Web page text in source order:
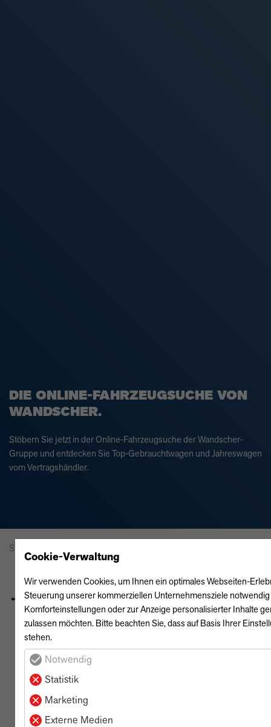
DIE ONLINE-FAHRZEUGSUCHE VON
WANDSCHER.
Stöbern Sie jetzt in der Online-Fahrzeugsuche der Wandscher-
Gruppe und entdecken Sie Top-Gebrauchtwagen und Jahreswagen
vom Vertragshändler.
STARTSEITE
Zurück Neue Fahrzeugsuche
Cookie-Verwaltung
Wir verwenden Cookies, um Ihnen ein optimales Webseiten-
Steuerung unserer kommerziellen Unternehmensziele
Komforteinstellungen oder zur Anzeige personalisierter Inhalte
zulassen möchten. Bitte beachten Sie, dass auf Basis Ihrer
stehen.
Notwendig
Statistik
Marketing
Externe Medien